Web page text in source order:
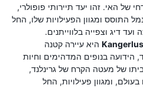
של האי. זהו יעד תיירותי פופולרי,
התוסס ומגוון הפעילויות שלו, החל
ועד דיג וצפייה בלווייתנים.
- Kangerlussuaq היא עיירה קטנה
הידועה בנופים המדהימים וחיות
של מעטה הקרח של גרינלנד,
ומגוון פעילויות, החל